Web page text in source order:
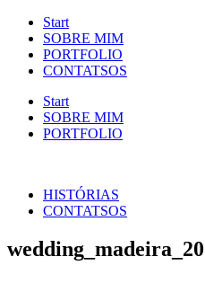
Start
SOBRE MIM
PORTFOLIO
CONTATSOS
Start
SOBRE MIM
PORTFOLIO
HISTÓRIAS
CONTATSOS